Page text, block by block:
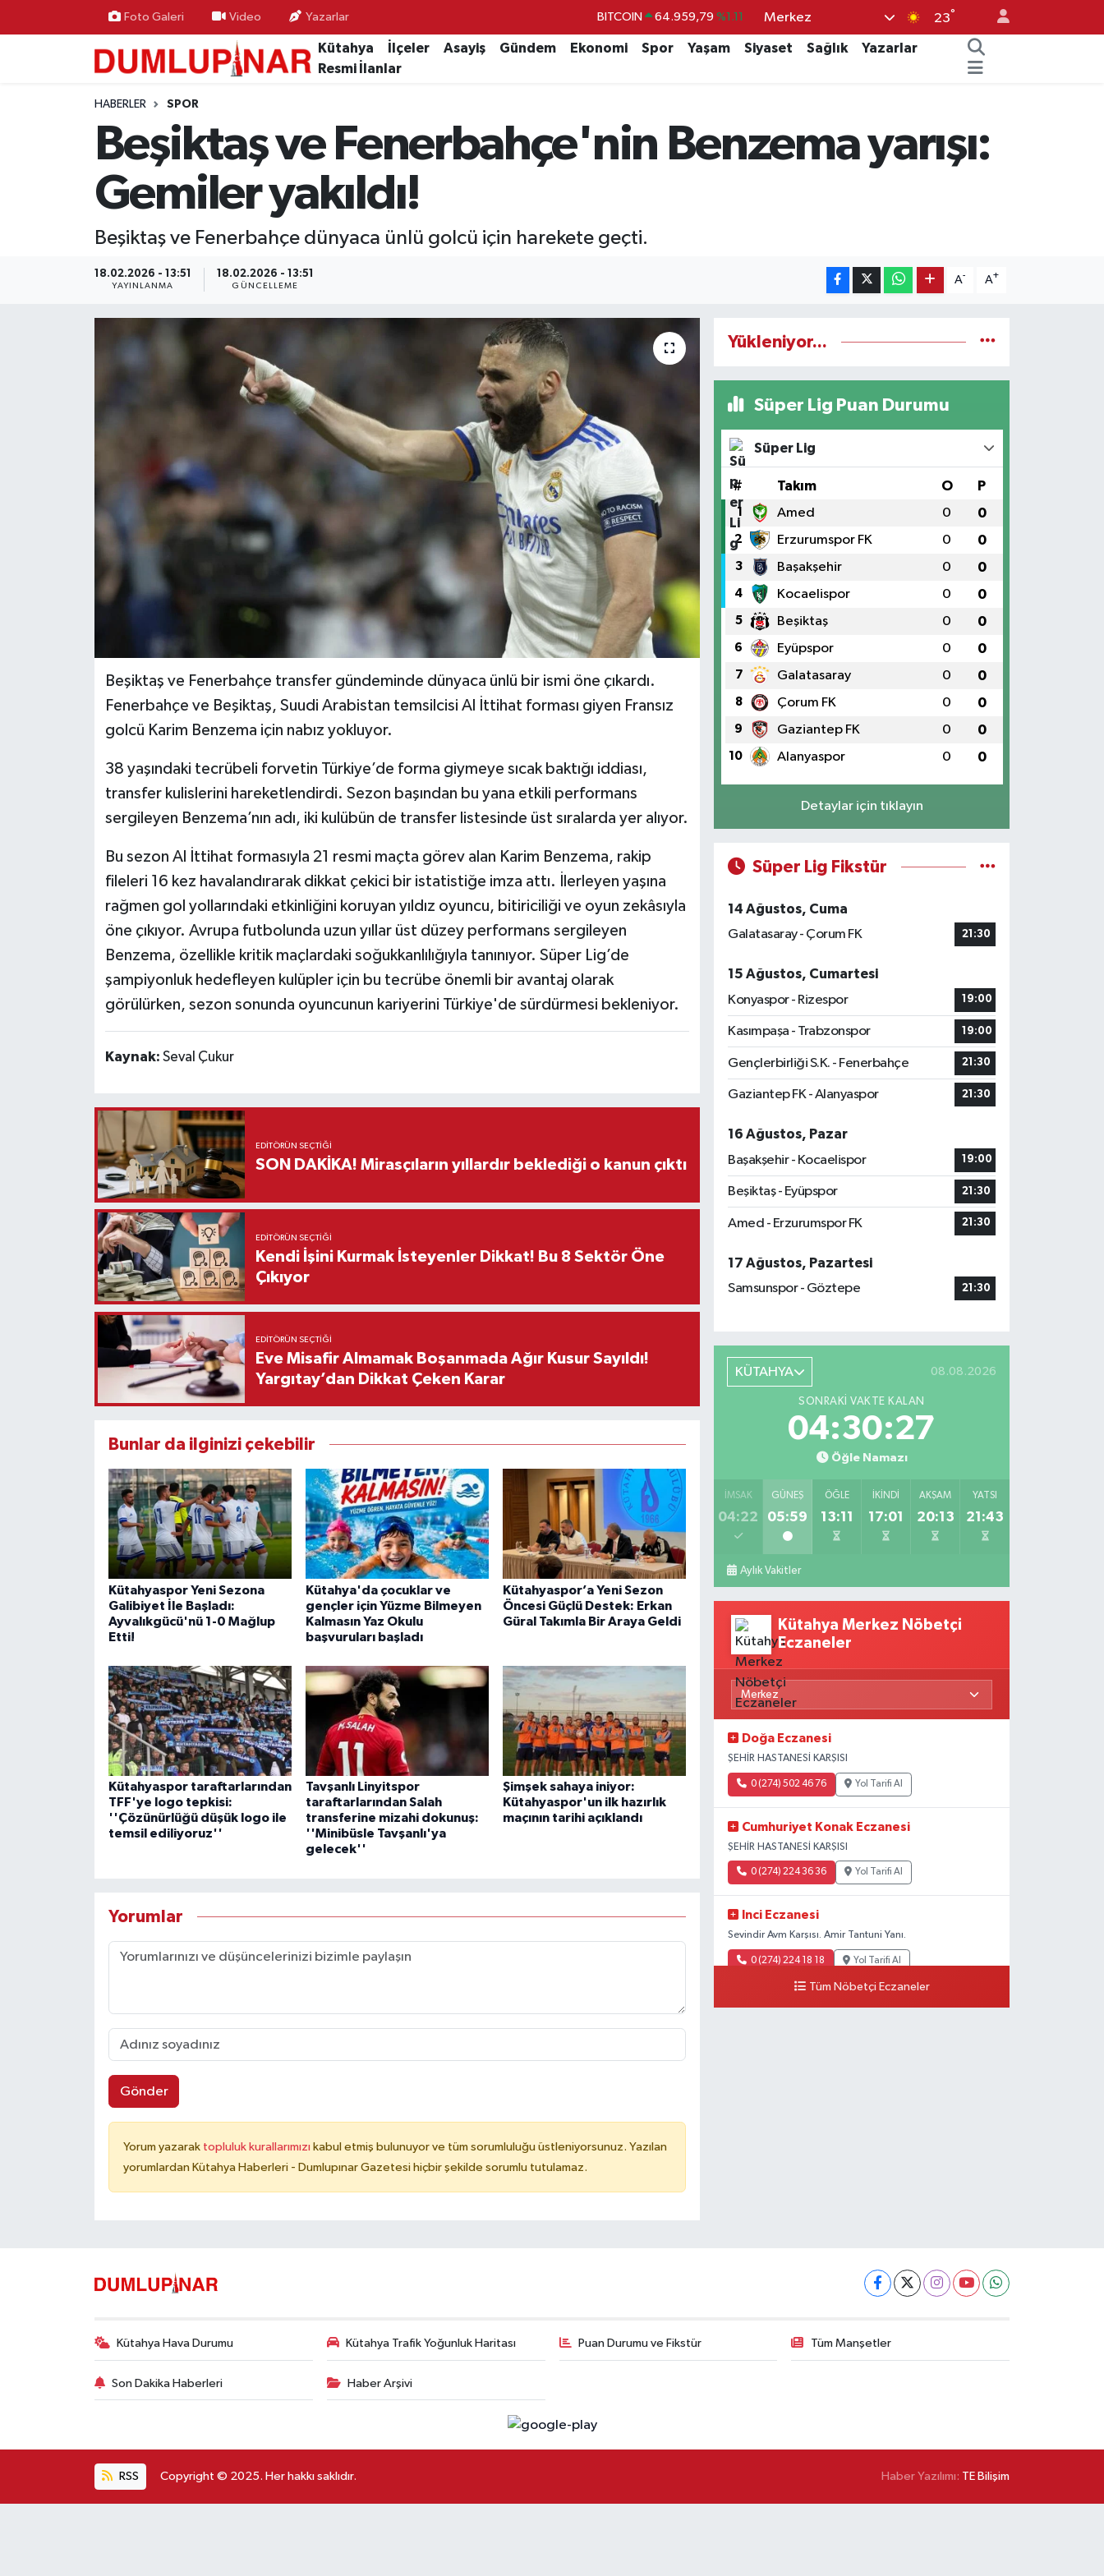
Foto Galeri Video Yazarlar BITCOIN 64.959,79 %1.11
DOLAR 47,7436
GRAM ALTIN 6660.55
BİST100 13.779 %-14
Merkez 23°
Kütahya İlçeler Asayiş Gündem Ekonomi Spor Yaşam Siyaset Sağlık
Yazarlar
Resmi İlanlar
HABERLER SPOR
Beşiktaş ve Fenerbahçe'nin Benzema yarışı:
Gemiler yakıldı!
Beşiktaş ve Fenerbahçe dünyaca ünlü golcü için harekete geçti.
18.02.2026 - 13:51
YAYINLANMA
18.02.2026 - 13:51
GÜNCELLEME
A- A+
Beşiktaş ve Fenerbahçe transfer gündeminde dünyaca ünlü bir ismi öne çıkardı.
Fenerbahçe ve Beşiktaş, Suudi Arabistan temsilcisi Al İttihat forması giyen Fransız
golcü Karim Benzema için nabız yokluyor.
38 yaşındaki tecrübeli forvetin Türkiye’de forma giymeye sıcak baktığı iddiası,
transfer kulislerini hareketlendirdi. Sezon başından bu yana etkili performans
sergileyen Benzema’nın adı, iki kulübün de transfer listesinde üst sıralarda yer alıyor.
Bu sezon Al İttihat formasıyla 21 resmi maçta görev alan Karim Benzema, rakip
fileleri 16 kez havalandırarak dikkat çekici bir istatistiğe imza attı. İlerleyen yaşına
rağmen gol yollarındaki etkinliğini koruyan yıldız oyuncu, bitiriciliği ve oyun zekâsıyla
öne çıkıyor. Avrupa futbolunda uzun yıllar üst düzey performans sergileyen
Benzema, özellikle kritik maçlardaki soğukkanlılığıyla tanınıyor. Süper Lig’de
şampiyonluk hedefleyen kulüpler için bu tecrübe önemli bir avantaj olarak
görülürken, sezon sonunda oyuncunun kariyerini Türkiye'de sürdürmesi bekleniyor.
Kaynak: Seval Çukur
EDITÖRÜN SEÇTIĞI
SON DAKİKA! Mirasçıların yıllardır beklediği o kanun çıktı
EDITÖRÜN SEÇTIĞI
Kendi İşini Kurmak İsteyenler Dikkat! Bu 8 Sektör Öne
Çıkıyor
EDITÖRÜN SEÇTIĞI
Eve Misafir Almamak Boşanmada Ağır Kusur Sayıldı!
Yargıtay’dan Dikkat Çeken Karar
Bunlar da ilginizi çekebilir
Kütahyaspor Yeni Sezona
Galibiyet İle Başladı:
Ayvalıkgücü'nü 1-0 Mağlup
Etti!
Kütahya'da çocuklar ve
gençler için Yüzme Bilmeyen
Kalmasın Yaz Okulu
başvuruları başladı
Kütahyaspor’a Yeni Sezon
Öncesi Güçlü Destek: Erkan
Güral Takımla Bir Araya Geldi
Kütahyaspor taraftarlarından
TFF'ye logo tepkisi:
''Çözünürlüğü düşük logo ile
temsil ediliyoruz''
Tavşanlı Linyitspor
taraftarlarından Salah
transferine mizahi dokunuş:
''Minibüsle Tavşanlı'ya
gelecek''
Şimşek sahaya iniyor:
Kütahyaspor'un ilk hazırlık
maçının tarihi açıklandı
Yorumlar
Gönder
Yorum yazarak topluluk kurallarımızı kabul etmiş bulunuyor ve tüm sorumluluğu üstleniyorsunuz. Yazılan
yorumlardan Kütahya Haberleri - Dumlupınar Gazetesi hiçbir şekilde sorumlu tutulamaz.
Yükleniyor...
Süper Lig Puan Durumu
Süper Lig
# Takım O P
1 Amed 0 0
2 Erzurumspor FK 0 0
3 Başakşehir 0 0
4 Kocaelispor 0 0
5 Beşiktaş 0 0
6 Eyüpspor 0 0
7 Galatasaray 0 0
8 Çorum FK 0 0
9 Gaziantep FK 0 0
10 Alanyaspor 0 0
Detaylar için tıklayın
Süper Lig Fikstür
14 Ağustos, Cuma
Galatasaray - Çorum FK
21:30
15 Ağustos, Cumartesi
Konyaspor - Rizespor
19:00
Kasımpaşa - Trabzonspor 19:00
Gençlerbirliği S.K. - Fenerbahçe 21:30
Gaziantep FK - Alanyaspor 21:30
16 Ağustos, Pazar
Başakşehir - Kocaelispor
19:00
Beşiktaş - Eyüpspor 21:30
Amed - Erzurumspor FK 21:30
17 Ağustos, Pazartesi
Samsunspor - Göztepe
21:30
KÜTAHYA 08.08.2026
SONRAKI VAKTE KALAN
04:30:26
Öğle Namazı
İMSAK
04:22
GÜNEŞ
05:59
ÖĞLE
13:11
İKINDI
17:01
AKŞAM
20:13
YATSI
21:43
Aylık Vakitler
Kütahya Merkez Nöbetçi
Eczaneler
Doğa Eczanesi
ŞEHİR HASTANESİ KARŞISI
0 (274) 502 46 76 Yol Tarifi Al
Cumhuriyet Konak Eczanesi
ŞEHİR HASTANESİ KARŞISI
0 (274) 224 36 36 Yol Tarifi Al
Inci Eczanesi
Sevindir Avm Karşısı. Amir Tantuni Yanı.
0 (274) 224 18 18 Yol Tarifi Al
Tüm Nöbetçi Eczaneler
Kütahya Hava Durumu Kütahya Trafik Yoğunluk Haritası Puan Durumu ve Fikstür Tüm Manşetler
Son Dakika Haberleri Haber Arşivi
RSS Copyright © 2025. Her hakkı saklıdır. Haber Yazılımı: TE Bilişim
Ekonomi
Eleman
Kültür-Sanat
Resmi İlanlar
Teknoloji
Vefat Haberleri
Kütahya Hava Durumu
Kütahya Trafik Yoğunluk Haritası
Süper Lig Puan Durumu ve Fikstür
Tüm Manşetler
Son Dakika Haberleri
Haber Arşivi